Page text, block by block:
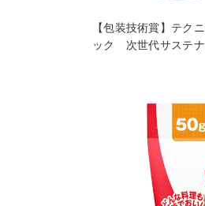
【包装技術賞】テク
ック 次世代サステナ